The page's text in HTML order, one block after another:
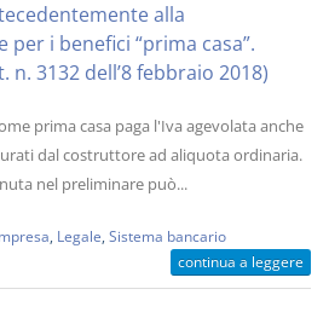
alla
per i benefici “prima casa”.
n. 3132 dell’8 febbraio 2018)
prima casa paga l'Iva agevolata anche
dal costruttore ad aliquota ordinaria.
nel preliminare può...
Legale Sistema bancario
continua a leggere